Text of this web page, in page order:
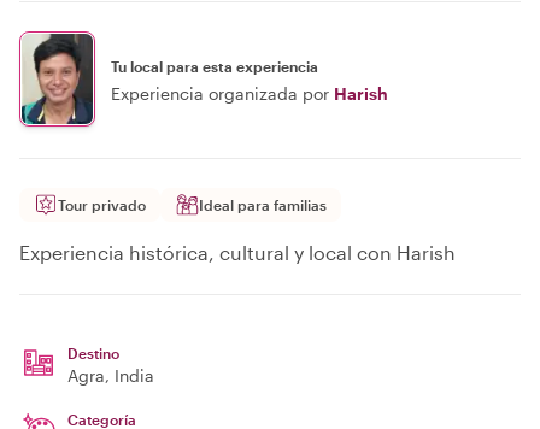
Tu local para esta experiencia
Experiencia organizada por Harish
Tour privado Ideal para familias
Experiencia histórica, cultural y local con Harish
Destino
Agra, India
Categoría